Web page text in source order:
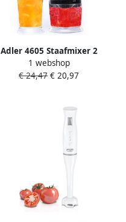
Adler 4605 Staafmixer 2
snelheden 200 Watt
1 webshop
€ 24,47 € 20,97